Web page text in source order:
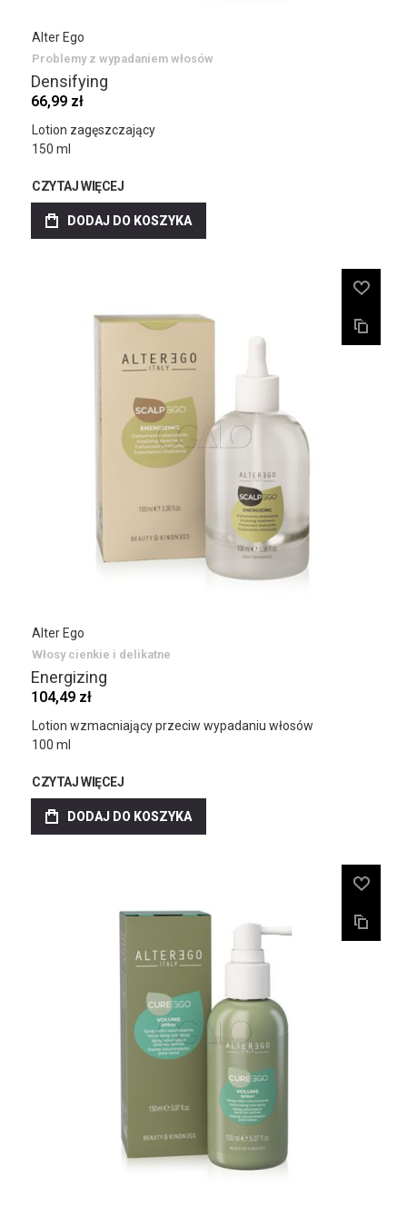
Alter Ego
Problemy z wypadaniem włosów
Densifying
66,99 zł
Lotion zagęszczający
150 ml
CZYTAJ WIĘCEJ
DODAJ DO KOSZYKA
Alter Ego
Włosy cienkie i delikatne
Energizing
104,49 zł
Lotion wzmacniający przeciw wypadaniu włosów
100 ml
CZYTAJ WIĘCEJ
DODAJ DO KOSZYKA